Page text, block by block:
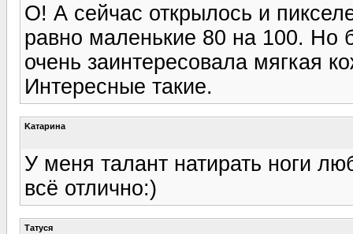
О! А сейчас открылось и
равно маленькие 80 на 100. Но
очень заинтересовала мягкая
Интересные такие.
Kатарина
У меня талант натирать ноги
всё отлично:)
Татуся